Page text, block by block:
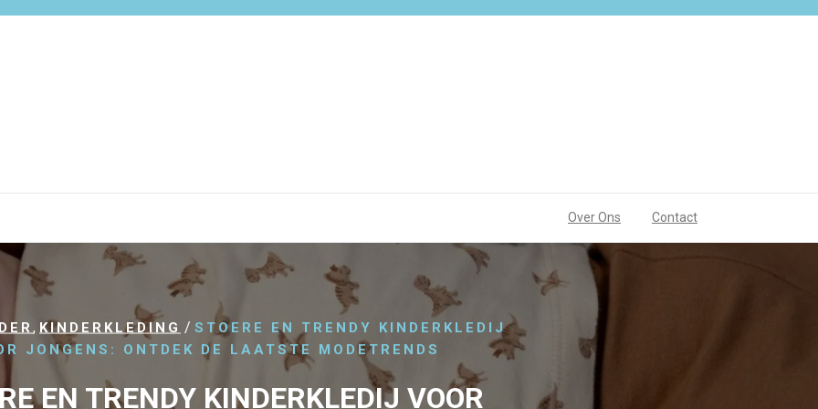
Over Ons Contact
, KINDERKLEDING / STOERE EN TRENDY KINDERKLEDIJ
JONGENS: ONTDEK DE LAATSTE MODETRENDS
EN TRENDY KINDERKLEDIJ VOOR